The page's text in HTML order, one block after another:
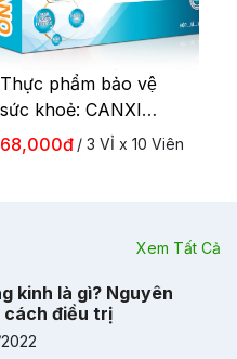
Thực phẩm bảo vệ
sức khoẻ: CANXI
NANO - D3 - K2
68,000đ / 3 VỈ x 10 Viên
Xem Tất Cả
kinh là gì? Nguyên
cách điều trị